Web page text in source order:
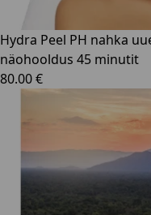
Hydra Peel PH nahka
näohooldus 45 minutit
80.00 €